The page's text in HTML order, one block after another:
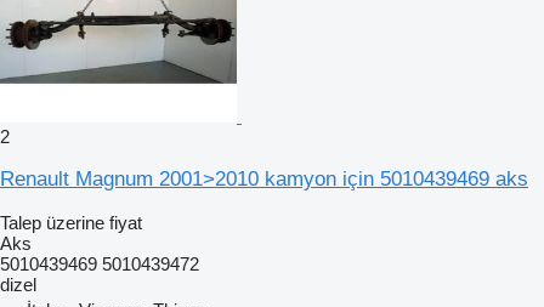
2
Renault Magnum 2001>2010 kamyon için 5010439469 aks
Talep üzerine fiyat
Aks
5010439469 5010439472
dizel